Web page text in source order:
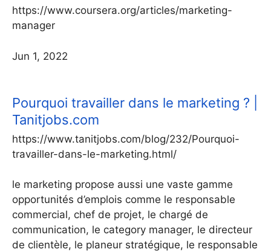
https://www.coursera.org/articles/marketing-
manager
Jun 1, 2022
Pourquoi travailler dans le marketing ? |
Tanitjobs.com
https://www.tanitjobs.com/blog/232/Pourquoi-
travailler-dans-le-marketing.html/
le marketing propose aussi une vaste gamme
opportunités d’emplois comme le responsable
commercial, chef de projet, le chargé de
communication, le category manager, le directeur
de clientèle, le planeur stratégique, le responsable